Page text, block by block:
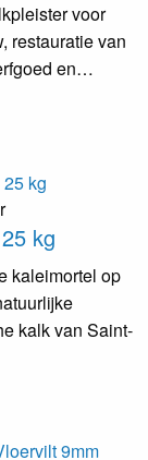
voor
restauratie van
en…
kg
kaleimortel op
kalk van Saint-